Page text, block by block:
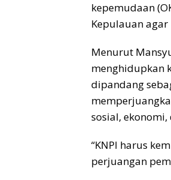
kepemudaan
Kepulauan
Menurut
menghidupkan
dipandang
sosial,
“KNPI harus
perjuangan